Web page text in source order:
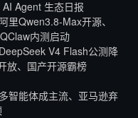
AI Agent 生态日报
里Qwen3.8-Max开源、
内测启动
V4 Flash公测降
放、国产开源霸榜
智能体成主流、亚马逊弃